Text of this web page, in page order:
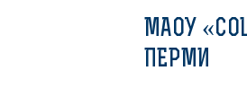
МАОУ
ПЕРМИ